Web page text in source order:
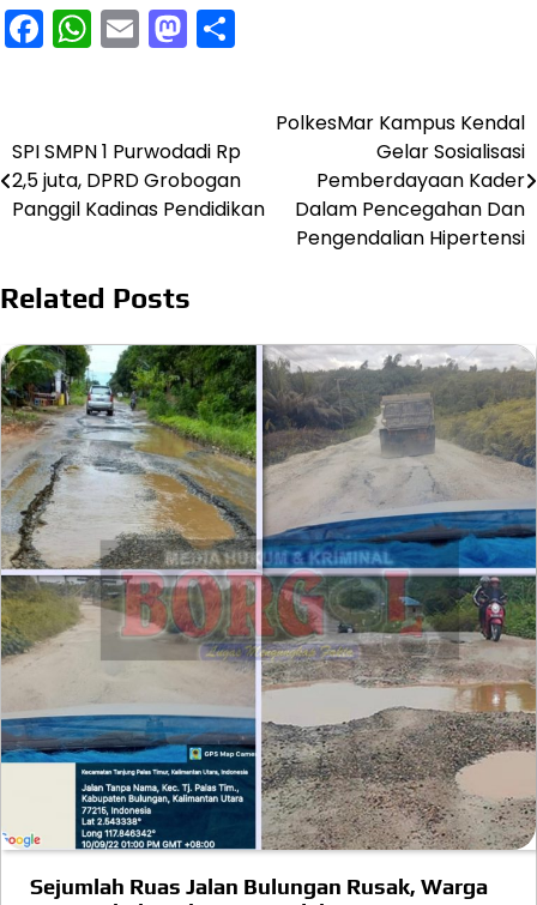
Facebook
WhatsApp
EmailMastodon
pos
SPI SMPN 1 Purwodadi Rp
2,5 juta, DPRD Grobogan
Panggil Kadinas Pendidikan
PolkesMar Kampus Kendal
Gelar Sosialisasi
Pemberdayaan Kader
Dalam Pencegahan Dan
Pengendalian Hipertensi
Related Posts
Sejumlah Ruas Jalan Bulungan Rusak, Warga